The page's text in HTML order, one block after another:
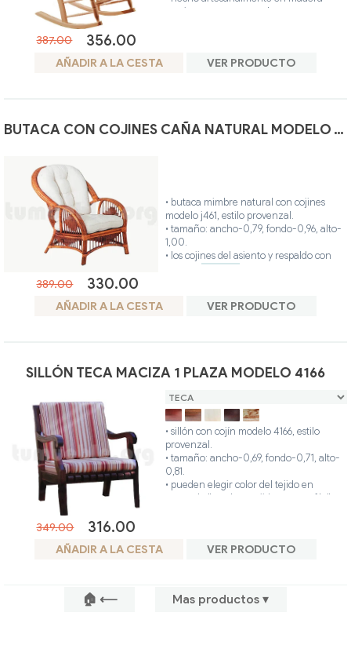
387.00 356.00
maciza y rattan natural.
AÑADIR A LA CESTA VER PRODUCTO
BUTACA CON COJINES CAÑA NATURAL MODELO J461
389.00 330.00
• butaca mimbre natural con cojines
modelo j461, estilo provenzal.
• tamaño: ancho-0,79, fondo-0,96, alto-
1,00.
• los cojines del asiento y respaldo con
es único y personalizado.
• revestimiento del sillón: hecho en ratán
• único color.
AÑADIR A LA CESTA VER PRODUCTO
SILLÓN TECA MACIZA 1 PLAZA MODELO 4166
349.00 316.00
• sillón con cojín modelo 4166, estilo
provenzal.
• tamaño: ancho-0,69, fondo-0,71, alto-
0,81.
• pueden elegir color del tejido en
apartado "catalogo tejidos para sofás".
• colores disponibles: teca, avellana,
AÑADIR A LA CESTA VER PRODUCTO
🏠 ⟵ Mas productos ▾